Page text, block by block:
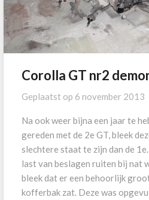
Corolla GT nr2
Geplaatst op 6 november 2013
Na ook weer bijna een jaar te
gereden met de 2e GT, bleek
slechtere staat te zijn dan de
last van beslagen ruiten bij nat
bleek dat er een behoorlijk
kofferbak zat. Deze was